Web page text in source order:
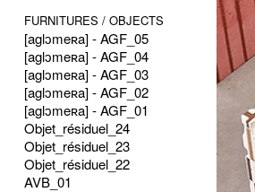
FURNITURES / OBJECTS
[aglɔmeʀa] - AGF_05
[aglɔmeʀa] - AGF_04
[aglɔmeʀa] - AGF_03
[aglɔmeʀa] - AGF_02
[aglɔmeʀa] - AGF_01
Objet_résiduel_24
Objet_résiduel_23
Objet_résiduel_22
AVB_01